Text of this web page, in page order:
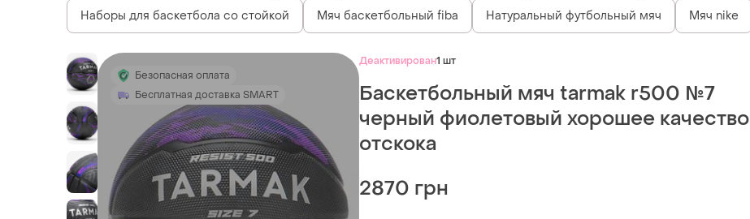
Наборы для баскетбола со стойкой Мяч баскетбольный fiba Натуральный футбольный мяч Мяч nike
Безопасная оплата
Бесплатная доставка SMART
Деактивирован1 шт
Баскетбольный мяч tarmak r500 №7
черный фиолетовый хорошее качество
отскока
2870 грн